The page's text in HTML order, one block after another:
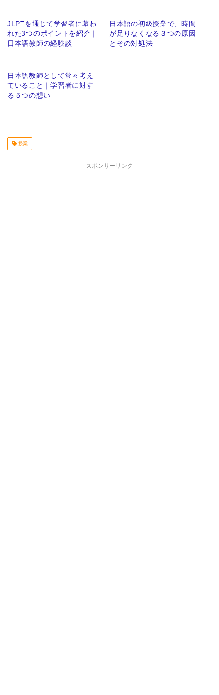
JLPTを通じて学習者に慕わ
れた3つのポイントを紹介｜
日本語教師の経験談
日本語の初級授業で、時間
が足りなくなる３つの原因
とその対処法
日本語教師として常々考え
ていること｜学習者に対す
る５つの想い
授業
スポンサーリンク